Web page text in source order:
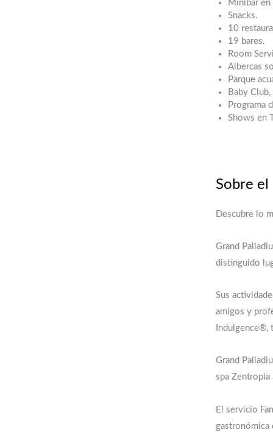
Minibar en
Snacks.
10
19 bares.
Room
Albercas
Parque
Baby
Programa
Shows en
Sobre el
Descubre lo
Grand
distinguido
Sus
amigos y
Indulgence®,
Grand
spa Zentropia
El servicio
gastronómica